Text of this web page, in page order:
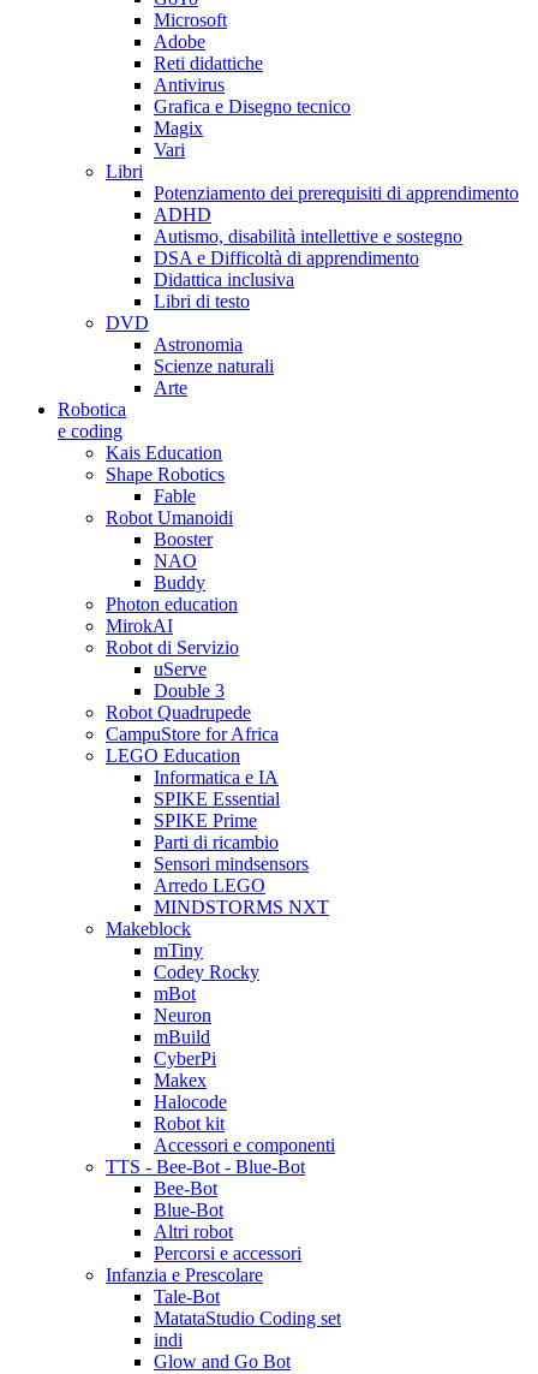
Microsoft
Adobe
Reti didattiche
Antivirus
Grafica e Disegno tecnico
Magix
Vari
Libri
Potenziamento dei prerequisiti di apprendimento
ADHD
Autismo, disabilità intellettive e sostegno
DSA e Difficoltà di apprendimento
Didattica inclusiva
Libri di testo
DVD
Astronomia
Scienze naturali
Arte
Robotica
e coding
Kais Education
Shape Robotics
Fable
Robot Umanoidi
Booster
NAO
Buddy
Photon education
MirokAI
Robot di Servizio
uServe
Double 3
Robot Quadrupede
CampuStore for Africa
LEGO Education
Informatica e IA
SPIKE Essential
SPIKE Prime
Parti di ricambio
Sensori mindsensors
Arredo LEGO
MINDSTORMS NXT
Makeblock
mTiny
Codey Rocky
mBot
Neuron
mBuild
CyberPi
Makex
Halocode
Robot kit
Accessori e componenti
TTS - Bee-Bot - Blue-Bot
Bee-Bot
Blue-Bot
Altri robot
Percorsi e accessori
Infanzia e Prescolare
Tale-Bot
MatataStudio Coding set
indi
Glow and Go Bot